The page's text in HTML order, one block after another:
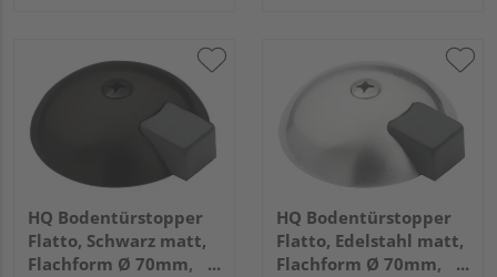
HQ Bodentürstopper
Flatto, Schwarz matt,
Flachform Ø 70mm,
HQ Bodentürstopper
Flatto, Edelstahl matt,
Flachform Ø 70mm,